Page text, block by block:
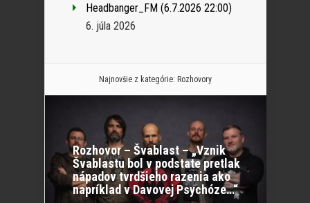
Headbanger_FM (6.7.2026 22:00)
6. júla 2026
Najnovšie z kategórie: Rozhovory
Rozhovor – Švablast – „Vznik
Švablastu bol v podstate pretlak
nápadov tvrdšieho razenia ako
napríklad v Davovej Psychóze…“